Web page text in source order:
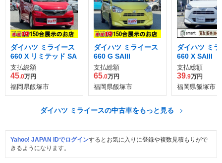
ダイハツ ミライース
660 X リミテッド SA
支払総額
45.0万円
福岡県飯塚市
ダイハツ ミライース
660 G SAIII
支払総額
65.0万円
福岡県飯塚市
ダイハツ ミ
660 X SAIII
支払総額
39.9万円
福岡県飯塚市
ダイハツ ミライースの中古車をもっと見る
Yahoo! JAPAN IDでログインするとお気に入りに登録や複数見積もりがで
きるようになります。